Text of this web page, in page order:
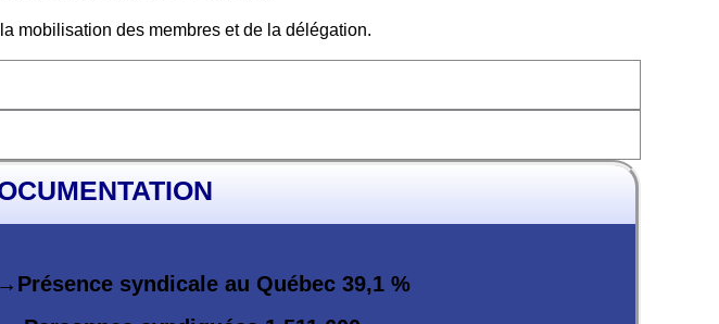
mobilisation des membres et de la délégation.
→Présence syndicale au Québec 39,1 %